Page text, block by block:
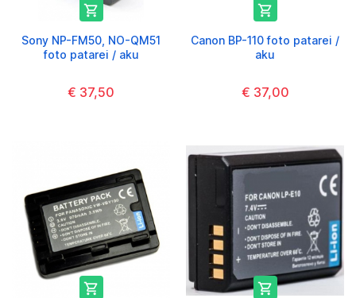

Sony NP-FM50, NO-QM51
foto patarei / aku
€ 37,50

Canon BP-110 foto patarei /
aku
€ 37,00
 